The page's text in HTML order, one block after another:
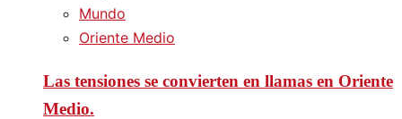
Mundo
Oriente Medio
Las tensiones se convierten en llamas en Oriente
Medio.